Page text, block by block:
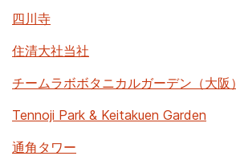
四川寺
住清大社当社
チームラボボタニカルガーデン（大阪）
Tennoji Park & Keitakuen Garden
通角タワー